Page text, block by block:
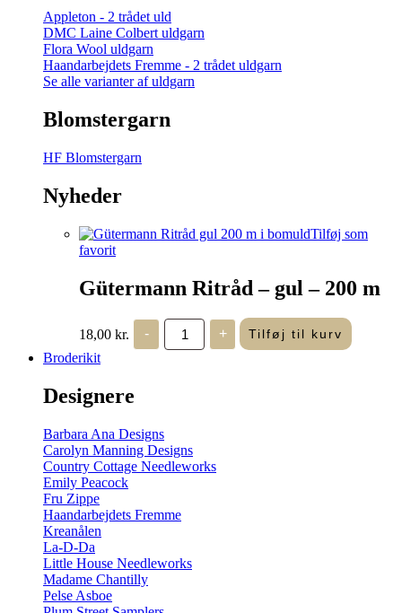
Appleton - 2 trådet uld
DMC Laine Colbert uldgarn
Flora Wool uldgarn
Haandarbejdets Fremme - 2 trådet uldgarn
Se alle varianter af uldgarn
Blomstergarn
HF Blomstergarn
Nyheder
Tilføj som
favorit
Gütermann Ritråd – gul – 200 m
18,00 kr. -
Gütermann
Ritråd
-
+ Tilføj til kurv
Broderikit
Designere
Barbara Ana Designs
Carolyn Manning Designs
Country Cottage Needleworks
Emily Peacock
Fru Zippe
Haandarbejdets Fremme
Kreanålen
La-D-Da
Little House Needleworks
Madame Chantilly
Pelse Asboe